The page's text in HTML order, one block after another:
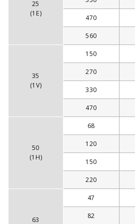
25
(1E)
470
560
35
(1V)
150
270
330
470
50
(1H)
68
120
150
220
63
47
82